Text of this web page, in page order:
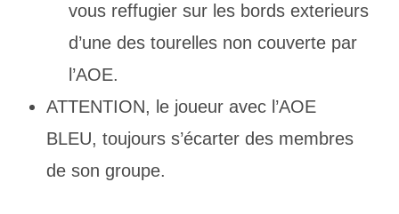
vous reffugier sur les bords exterieurs
d’une des tourelles non couverte par
l’AOE.
ATTENTION, le joueur avec l’AOE
BLEU, toujours s’écarter des membres
de son groupe.